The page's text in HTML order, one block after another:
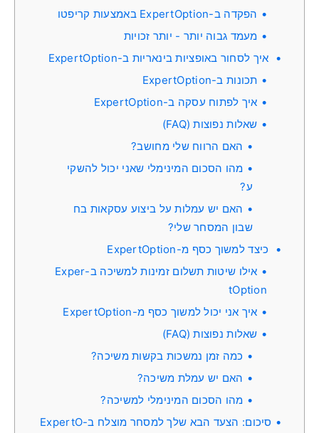
הפקדה ב-ExpertOption באמצעות קריפטו
מעמד גבוה יותר - יותר זכויות
איך לסחור באופציות בינאריות ב-ExpertOption
תכונות ב-ExpertOption
איך לפתוח עסקה ב-ExpertOption
שאלות נפוצות (FAQ)
האם הרווח שלי מחושב?
מהו הסכום המינימלי שאני יכול להשקי
ע?
האם יש עמלות על ביצוע עסקאות בח
שבון המסחר שלי?
כיצד למשוך כסף מ-ExpertOption
אילו שיטות תשלום זמינות למשיכה ב-Exper
tOption
איך אני יכול למשוך כסף מ-ExpertOption
שאלות נפוצות (FAQ)
כמה זמן נמשכות בקשות משיכה?
האם יש עמלת משיכה?
מהו הסכום המינימלי למשיכה?
סיכום: הצעד הבא שלך למסחר מוצלח ב-ExpertO